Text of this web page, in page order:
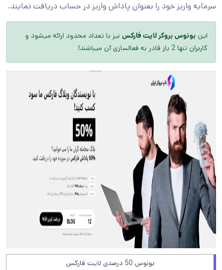
سرمایه واریز خود را بعنوان پاداش واریز در حساب دریافت نمایند.
این بونوس بروکر لایت فارکس نیز با تعداد محدود ارائه میشود و
کاربران تنها 2 باز قادر به فعالسازی آن میباشند!
بونوس 50 درصدی لایت فارکس